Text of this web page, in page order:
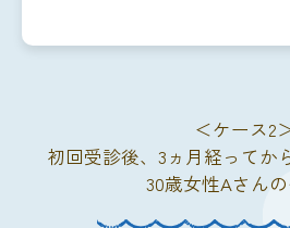
＜ケース2
初回受診後、3ヵ月経ってか
30歳女性Aさん